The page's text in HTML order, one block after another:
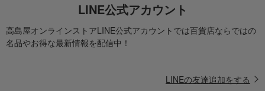
LINE公式アカウント
高島屋オンラインストアLINE公式アカウントでは百貨店ならではの
名品やお得な最新情報を配信中！
LINEの友達追加をする